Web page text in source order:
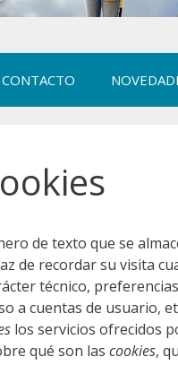
CONTACTO
de texto que se
de recordar su visita
técnico,
a cuentas de usuario,
los servicios ofrecidos
qué son las cookies,